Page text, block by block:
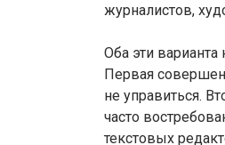
журналистов,
Оба эти
Первая
не управиться.
часто
текстовых